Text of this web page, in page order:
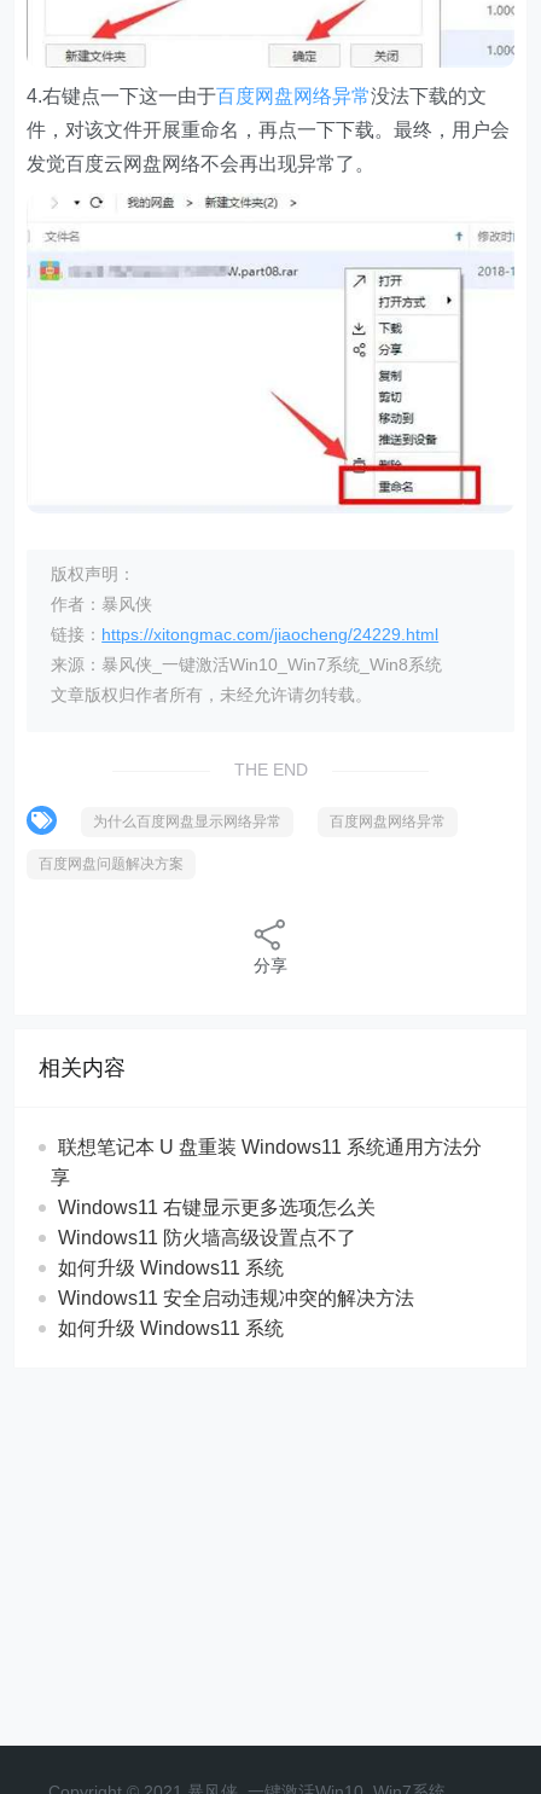
4.右键点一下这一由于百度网盘网络异常没法下载的文
件，对该文件开展重命名，再点一下下载。最终，用户会
发觉百度云网盘网络不会再出现异常了。
版权声明：
作者：暴风侠
链接： https://xitongmac.com/jiaocheng/24229.html
来源：暴风侠_一键激活Win10_Win7系统_Win8系统
文章版权归作者所有，未经允许请勿转载。
THE END
为什么百度网盘显示网络异常 百度网盘网络异常
百度网盘问题解决方案
分享
相关内容
联想笔记本 U 盘重装 Windows11 系统通用方法分
享
Windows11 右键显示更多选项怎么关
Windows11 防火墙高级设置点不了
如何升级 Windows11 系统
Windows11 安全启动违规冲突的解决方法
如何升级 Windows11 系统